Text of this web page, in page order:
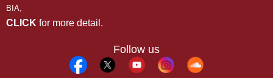
BIA,
CLICK for more detail.
Follow us